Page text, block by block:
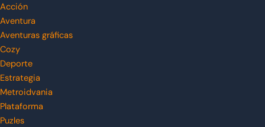
Acción
Aventura
Aventuras gráficas
Cozy
Deporte
Estrategia
Metroidvania
Plataforma
Puzles